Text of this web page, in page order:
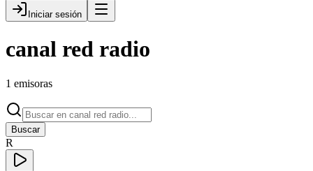
Iniciar sesión
canal red radio
1 emisoras
Buscar
R